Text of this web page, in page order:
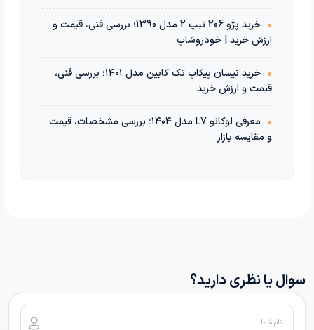
•
خرید پژو 206 تیپ 2 مدل 1390؛ بررسی فنی، قیمت و
ارزش خرید | خودروشاپ
•
خرید نیسان پیکاپ تک کابین مدل ۱۴۰۱؛ بررسی فنی،
قیمت و ارزش خرید
•
معرفی لوکانو L7 مدل ۱۴۰۴؛ بررسی مشخصات، قیمت
و مقایسه بازار
سوال یا نظری دارید؟
نام شما